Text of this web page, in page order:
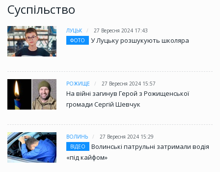
Суспільство
ЛУЦЬК
27 Вересня 2024 17:43
ФОТО
У Луцьку розшукують школяра
РОЖИЩЕ 27 Вересня 2024 15:57
На війні загинув Герой з Рожищенської
громади Сергій Шевчук
ВОЛИНЬ
27 Вересня 2024 15:29
ВІДЕО
Волинські патрульні затримали водія
«під кайфом»